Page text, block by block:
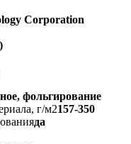
Corporation
фольгирование
г/м2157-350
да